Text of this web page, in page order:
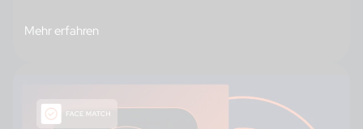
Mehr erfahren